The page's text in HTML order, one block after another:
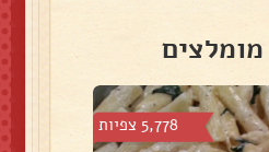
5,778 צפיות